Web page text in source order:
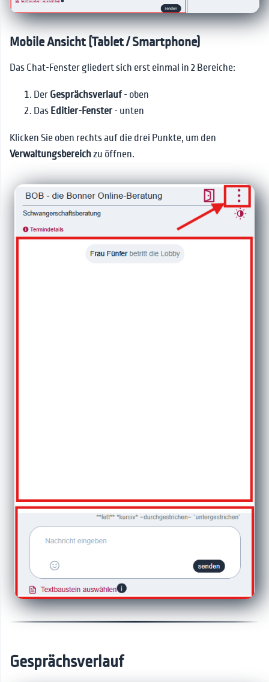
Suchfunktion
Druck und PDFs
Gruppen
Archivierung
Wechsel der
Berater*innen
Termin betreten
👫Interne Kommunikation
📰News
❓FAQs
🚨Leitfaden für Notfälle
🔗Kontakt
Mobile Ansicht (Tablet / Smartphone)
Das Chat-Fenster gliedert sich erst einmal in 2 Bereiche:
Der Gesprächsverlauf - oben
Das Editier-Fenster- unten
Klicken Sie oben rechts auf die drei Punkte, um den
Verwaltungsbereichzu öffnen.
Gesprächsverlauf